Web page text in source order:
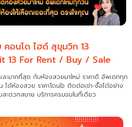
คอนโด ไฮด์ สุขุมวิท 13
13 For Rent / Buy / Sale
ละมากที่สุด กับห้องสวยมาใหม่ ราคาดี อัพเดททุก
นได้ห้องสวย ราคาโดนใจ ติดต่อเช่า-ซื้อได้อย่าง
ะดวกสบาย บริการครบจบในที่เดียว